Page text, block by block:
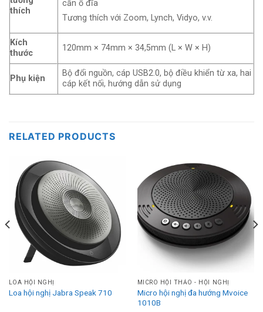
thích
cần ổ đĩa
Tương thích với Zoom, Lynch, Vidyo, v.v.
Kích
thước
120mm × 74mm × 34,5mm (L × W × H)
Phụ kiện
Bộ đổi nguồn, cáp USB2.0, bộ điều khiển từ xa, hai
cáp kết nối, hướng dẫn sử dụng
RELATED PRODUCTS
LOA HỘI NGHỊ
Loa hội nghị Jabra Speak 710
MICRO HỘI THẢO - HỘI NGHỊ
Micro hội nghị đa hướng Mvoice
1010B